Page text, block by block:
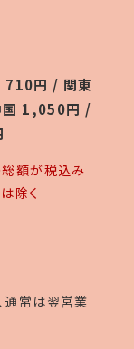
円 / 関東
国 1,050円 /
総額が税込み
除く
通常は翌営業